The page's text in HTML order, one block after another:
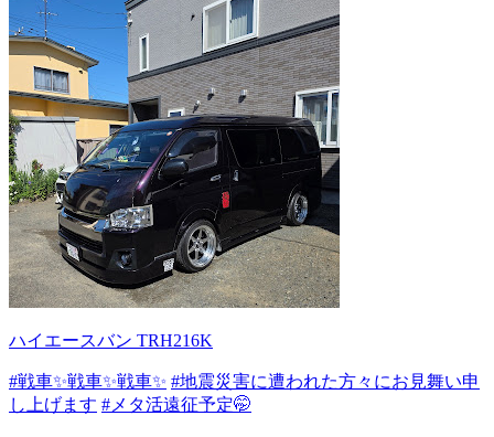
ハイエースバン TRH216K
#戦車✨戦車✨戦車✨ #地震災害に遭われた方々にお見舞い申
し上げます #メタ活遠征予定🤭